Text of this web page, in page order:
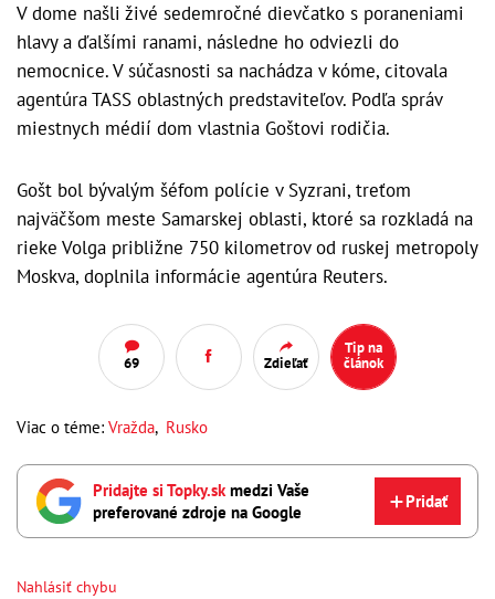
V dome našli živé sedemročné dievčatko s poraneniami
hlavy a ďalšími ranami, následne ho odviezli do
nemocnice. V súčasnosti sa nachádza v kóme, citovala
agentúra TASS oblastných predstaviteľov. Podľa správ
miestnych médií dom vlastnia Goštovi rodičia.
Gošt bol bývalým šéfom polície v Syzrani, treťom
najväčšom meste Samarskej oblasti, ktoré sa rozkladá na
rieke Volga približne 750 kilometrov od ruskej metropoly
Moskva, doplnila informácie agentúra Reuters.
69 Zdieľať
Tip na
článok
Viac o téme: Vražda, Rusko
Pridajte si Topky.sk medzi Vaše
preferované zdroje na Google
Pridať
Nahlásiť chybu